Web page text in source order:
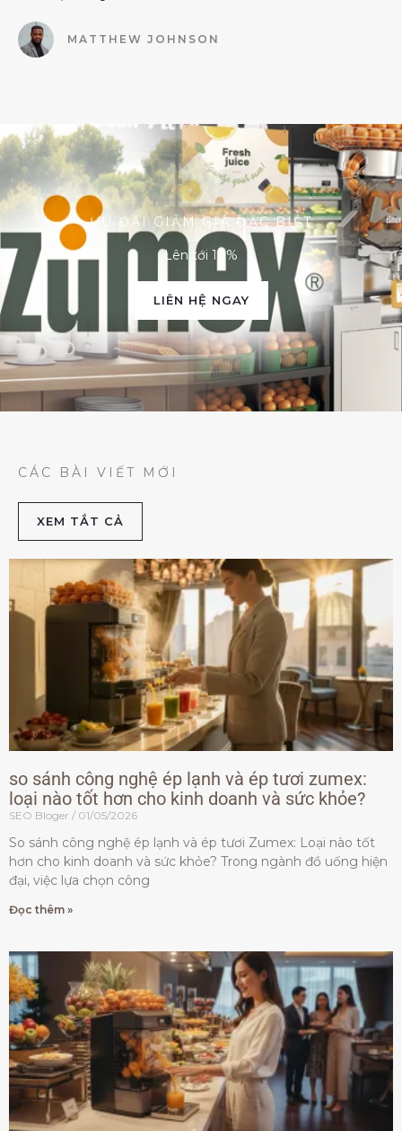
MATTHEW JOHNSON
ƯU ĐÃI GIẢM GIÁ ĐẶC BIỆT
Lên tới 10%
LIÊN HỆ NGAY
CÁC BÀI VIẾT MỚI
XEM TẮT CẢ
so sánh công nghệ ép lạnh và ép tươi zumex:
loại nào tốt hơn cho kinh doanh và sức khỏe?
SEO Bloger 01/05/2026
So sánh công nghệ ép lạnh và ép tươi Zumex: Loại nào tốt
hơn cho kinh doanh và sức khỏe? Trong ngành đồ uống hiện
đại, việc lựa chọn công
Đọc thêm »